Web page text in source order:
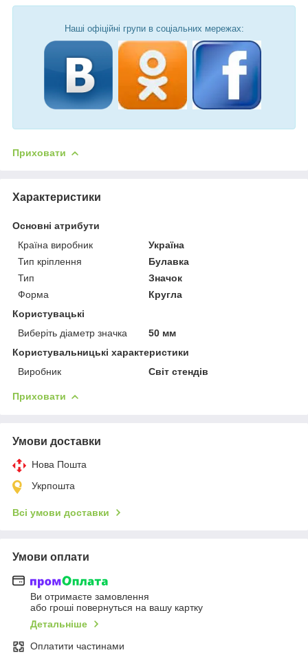
Наші офіційні групи в соціальних мережах:
Приховати
Характеристики
Основні атрибути
Країна виробник
Україна
Тип кріплення
Булавка
Тип
Значок
Форма
Кругла
Користувацькі
Виберіть діаметр значка
50 мм
Користувальницькі характеристики
Виробник
Світ стендів
Приховати
Умови доставки
Нова Пошта
Укрпошта
Всі умови доставки
Умови оплати
Ви отримаєте замовлення
або гроші повернуться на вашу картку
Детальніше
Оплатити частинами